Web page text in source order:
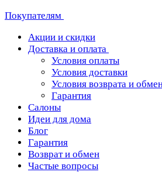
Покупателям
Акции и скидки
Доставка и оплата
Условия оплаты
Условия доставки
Условия возврата и
Гарантия
Салоны
Идеи для дома
Блог
Гарантия
Возврат и обмен
Частые вопросы